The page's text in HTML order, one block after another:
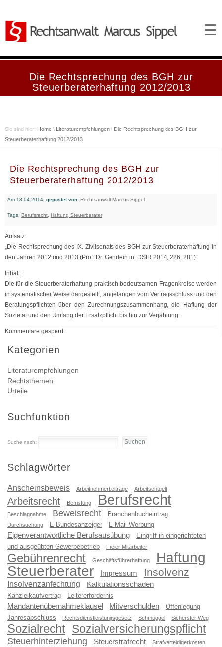
☰
Die Rechtsprechung des BGH zur
Steuerberaterhaftung 2012/2013
Sie sind hier: Home \ Literaturempfehlungen \ Die Rechtsprechung des BGH zur
Steuerberaterhaftung 2012/2013
Die Rechtsprechung des BGH zur
Steuerberaterhaftung 2012/2013
Am 18.04.2014, gepostet von: Rechtsanwalt Marcus Sippel
Tags: Berufsrecht Haftung Steuerberater
Aufsatz:
„Die Rechtsprechung des IX. Zivilsenats des BGH zur Steuerberaterhaftung in
den Jahren 2012 und 2013 (Prof. Dr. Gehrlein in: DStR 2014, 226, 281)“
Inhalt:
Die für die Steuerberaterhaftung praktisch bedeutsamen Fragenkreise werden
in systematischer Weise dargestellt, angefangen vom Vertragsschluss und den
Beratungspflichten über den Zurechnungszusammenhang, die Haftung der
Sozietät und den Umfang der Ersatzpflicht bis hin zur Verjährung.
Kommentare gesperrt.
Kategorien
Literaturempfehlungen
Rechtsthemen
Urteile
Suchfunktion
Suche nach:
Schlagwörter
Anscheinsbeweis Arbeitnehmerbeiträge Arbeitsentgelt
Arbeitsrecht Befristung Berufsrecht
Beschlagnahme Beweisrecht Branchenbucheintrag
Durchsuchung E-Bundesanzeiger E-Mail Werbung
Eigenverantwortliche Berufsausübung
Eingriff in eingerichteten
und ausgeübten Gewerbebetrieb
Freier Mitarbeiter
Gebührenrecht Geschäftsführerhaftung
Haftung
Steuerberater
Impressum Insolvenz
Insolvenzanfechtung Kalkulationsschaden
Kanzleikaufvertrag Leitererfordernis
Mandantenübernahmeklausel Mitverschulden
Offenlegung
Jahresabschluss
Rechtsdienstleistungsgesetz Schmuggel Sicherster Weg
Sozialrecht Sozialversicherungspflicht
Steuerhinterziehung Steuerstrafrecht Strafverteidigerkosten